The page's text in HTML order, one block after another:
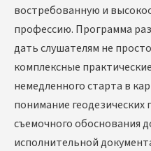
востребованную и
профессию. Программа
дать слушателям не
комплексные
немедленного старта в
понимание геодезических
съемочного обоснования
исполнительной